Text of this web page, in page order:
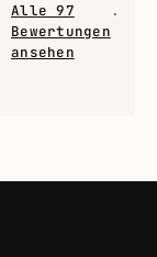
Alle 97
Bewertungen
ansehen
.